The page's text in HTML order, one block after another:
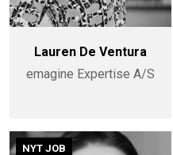
Lauren De Ventura
emagine Expertise A/S
NYT JOB